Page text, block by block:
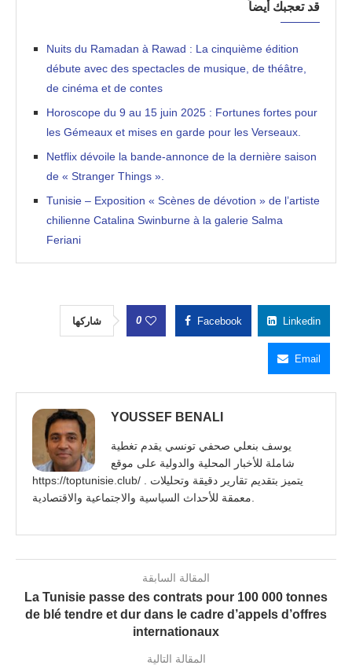
قد تعجبك أيضاً
Nuits du Ramadan à Rawad : La cinquième édition
débute avec des spectacles de musique, de théâtre,
de cinéma et de contes
Horoscope du 9 au 15 juin 2025 : Fortunes fortes pour
les Gémeaux et mises en garde pour les Verseaux.
Netflix dévoile la bande-annonce de la dernière saison
de « Stranger Things ».
Tunisie – Exposition « Scènes de dévotion » de l’artiste
chilienne Catalina Swinburne à la galerie Salma
Feriani
شاركها 0 Facebook Linkedin
Email
YOUSSEF BENALI
يوسف بنعلي صحفي تونسي يقدم تغطية
شاملة للأخبار المحلية والدولية على موقع
https://toptunisie.club/ . يتميز بتقديم تقارير دقيقة وتحليلات
معمقة للأحداث السياسية والاجتماعية والاقتصادية.
المقالة السابقة
La Tunisie passe des contrats pour 100 000 tonnes
de blé tendre et dur dans le cadre d’appels d’offres
internationaux
المقالة التالية